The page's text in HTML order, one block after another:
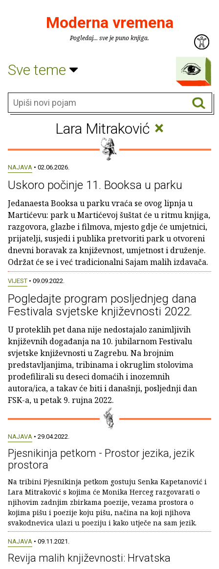
Moderna vremena
Pogledaj... sve je puno knjiga.
Sve teme
Lara Mitraković ×
NAJAVA • 02.06.2026.
Uskoro počinje 11. Booksa u parku
Jedanaesta Booksa u parku vraća se ovog lipnja u
Martićevu: park u Martićevoj šuštat će u ritmu knjiga,
razgovora, glazbe i filmova, mjesto gdje će umjetnici,
prijatelji, susjedi i publika pretvoriti park u otvoreni
dnevni boravak za književnost, umjetnost i druženje.
Održat će se i već tradicionalni Sajam malih izdavača.
VIJEST • 09.09.2022.
Pogledajte program posljednjeg dana
Festivala svjetske književnosti 2022.
U proteklih pet dana nije nedostajalo zanimljivih
književnih događanja na 10. jubilarnom Festivalu
svjetske književnosti u Zagrebu. Na brojnim
predstavljanjima, tribinama i okruglim stolovima
prodefilirali su deseci domaćih i inozemnih
autora/ica, a takav će biti i današnji, posljednji dan
FSK-a, u petak 9. rujna 2022.
NAJAVA • 29.04.2022.
Pjesnikinja petkom - Prostor jezika, jezik
prostora
Na tribini Pjesnikinja petkom gostuju Senka Kapetanović i
Lara Mitraković s kojima će Monika Herceg razgovarati o
njihovim zadnjim zbirkama poezije, vezama prostora o
kojima pišu i poezije koju pišu, načina na koji njihova
svakodnevica ulazi u poeziju i kako utječe na sam jezik.
NAJAVA • 09.11.2021.
Revija malih književnosti: Hrvatska